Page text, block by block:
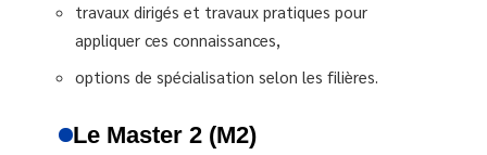
travaux dirigés et travaux pratiques pour
appliquer ces connaissances,
options de spécialisation selon les filières.
Le Master 2 (M2)